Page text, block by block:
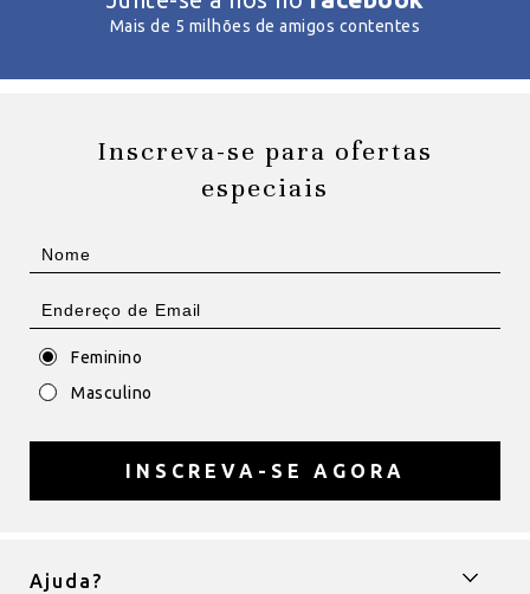
Mais de 5 milhões de amigos contentes
Inscreva-se para ofertas
especiais
Feminino
Masculino
INSCREVA-SE AGORA
Ajuda?